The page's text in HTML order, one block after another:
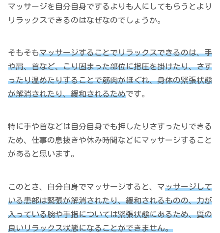
マッサージを自分自身でするよりも人にしてもらうとより
リラックスできるのはなぜなのでしょうか。
そもそもマッサージすることでリラックスできるのは、手
や肩、首など、こり固まった部位に指圧を掛けたり、さす
ったり温めたりすることで筋肉がほぐれ、身体の緊張状態
が解消されたり、緩和されるためです。
特に手や首などは自分自身でも押したりさすったりできる
ため、仕事の息抜きや休み時間などにマッサージすること
があると思います。
このとき、自分自身でマッサージすると、マッサージして
いる患部は緊張が解消されたり、緩和されるものの、力が
入っている腕や手指については緊張状態にあるため、質の
良いリラックス状態になることができません。